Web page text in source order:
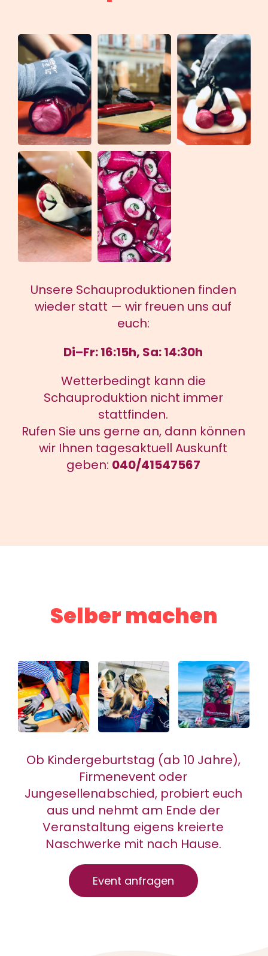
Unsere Schauproduktionen finden
wieder statt — wir freuen uns auf
euch:
Di–Fr: 16:15h, Sa: 14:30h
Wetterbedingt kann die
Schauproduktion nicht immer
stattfinden.
Rufen Sie uns gerne an, dann können
wir Ihnen tagesaktuell Auskunft
geben: 040/41547567
Selber machen
Ob Kindergeburtstag (ab 10 Jahre),
Firmenevent oder
Jungesellenabschied, probiert euch
aus und nehmt am Ende der
Veranstaltung eigens kreierte
Naschwerke mit nach Hause.
Event anfragen